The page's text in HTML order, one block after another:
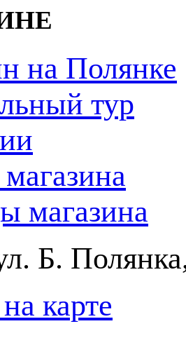
на Полянке
тур
магазина
Б.
карте